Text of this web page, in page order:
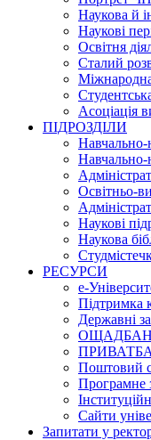
Наукова й
Наукові
Освітня
Сталий
Міжнародна
Асоціація
ПІДРОЗДІЛИ
Навчально-
Навчально-
Освітньо-
Наукові
Наукова
РЕСУРСИ
е-
Підтримка
Державні
Поштовий
Програмне
Сайти
Запитати у